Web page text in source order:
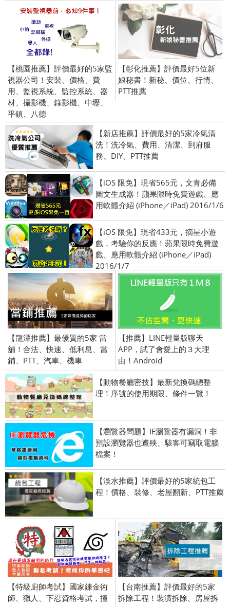
【桃園推薦】評價最好的5家監
視器公司！安裝、價格、費
用、監視系統、監控系統、器
材、攝影機、錄影機、中壢、
平鎮、八德
【彰化推薦】評價最好5位新
娘秘書！新秘、價位、行情、
PTT推薦
【新店推薦】評價最好的5家冷氣清
洗！洗冷氣、費用、清潔、到府服
務、DIY、PTT推薦
【iOS 限免】現省565元，文青必備
圖文生成器！蘋果限時免費遊戲、應
用軟體介紹 (iPhone／iPad) 2016/1/6
【iOS 限免】現省433元，摘星小遊
戲，考驗你的反應！蘋果限時免費遊
戲、應用軟體介紹 (iPhone／iPad)
2016/1/7
【龍潭推薦】最優質的5家 當
舖！合法、快速、低利息、當
鋪、PTT、汽車、機車
【推薦】LINE輕量版聊天
APP，試了會愛上的３大理
由！Android
【動物餐廳密技】最新兌換碼總整
理！序號的使用期限、條件一覽！
【瀏覽器問題】IE瀏覽器有漏洞！非
預設瀏覽器也遭殃、駭客可竊取電腦
檔案！
【淡水推薦】評價最好的5家統包工
程！價格、裝修、老屋翻新、PTT推薦
【特級廚師考試】國家鍊金術
師、獵人、下忍資格考試，撞
【台南推薦】評價最好的5家
拆除工程！裝潢拆除、房屋拆